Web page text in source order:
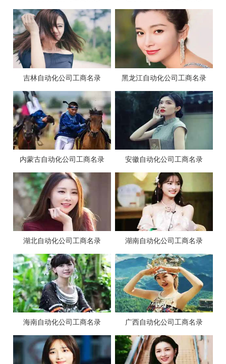
吉林自动化公司工商名录 黑龙江自动化公司工商名录
内蒙古自动化公司工商名录 安徽自动化公司工商名录
湖北自动化公司工商名录 湖南自动化公司工商名录
海南自动化公司工商名录 广西自动化公司工商名录